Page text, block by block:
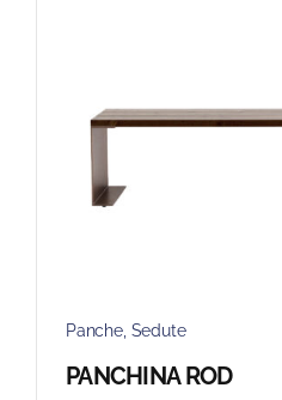
Panche, Sedute
PANCHINA ROD